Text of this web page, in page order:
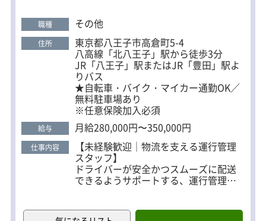
職種 その他
住所 東京都八王子市高倉町5-4
八高線「北八王子」駅から徒歩3分
JR「八王子」駅またはJR「豊田」駅よ
りバス
★自転車・バイク・マイカー通勤OK／
無料駐車場あり
※任意保険加入必須
給与 月給280,000円〜350,000円
仕事内容 【未経験歓迎｜物流を支える運行管理
スタッフ】
ドライバーが安全かつスムーズに配送
できるようサポートする、運行管理の
イバーとの連携など、物流現場を支え